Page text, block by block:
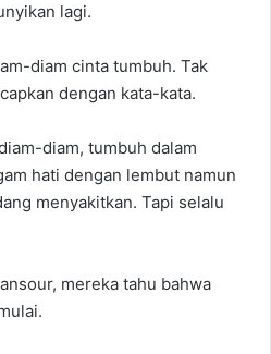
lagi.
diam cinta tumbuh. Tak
dengan kata-kata.
diam, tumbuh dalam
hati dengan lembut namun
menyakitkan. Tapi selalu
mereka tahu bahwa